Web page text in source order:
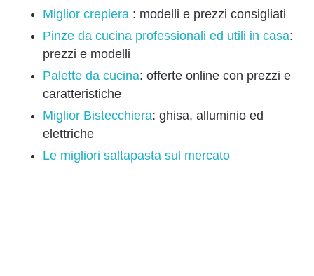
Miglior crepiera : modelli e prezzi consigliati
Pinze da cucina professionali ed utili in casa:
prezzi e modelli
Palette da cucina: offerte online con prezzi e
caratteristiche
Miglior Bistecchiera: ghisa, alluminio ed
elettriche
Le migliori saltapasta sul mercato